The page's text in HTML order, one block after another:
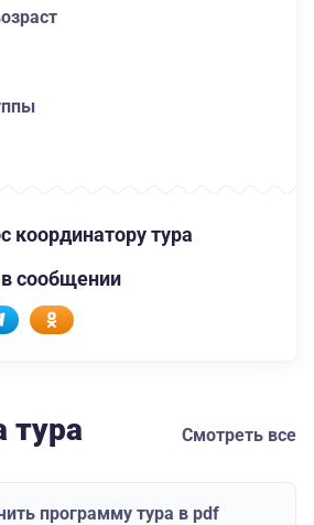
координатору тура
сообщении
тура Смотреть все
программу тура в pdf